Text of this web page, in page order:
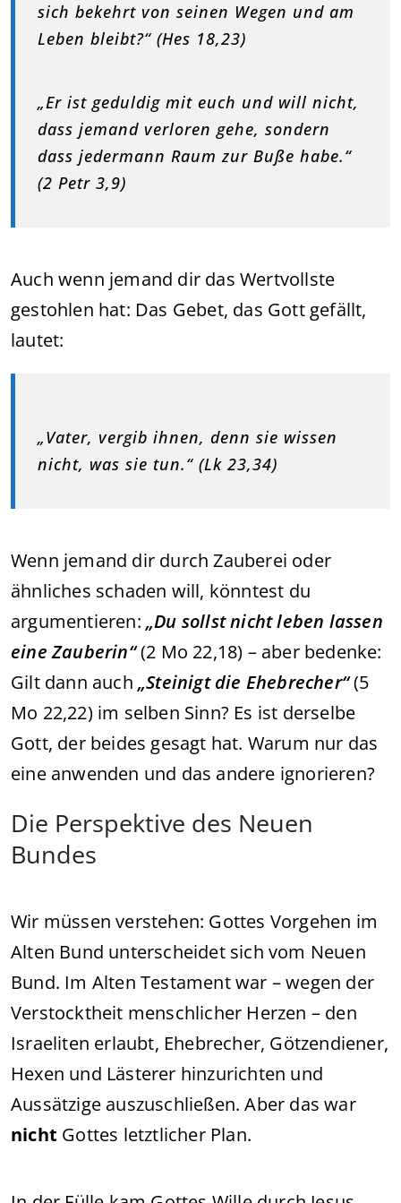
sich bekehrt von seinen Wegen und am
Leben bleibt?“ (Hes 18,23)
„Er ist geduldig mit euch und will nicht,
dass jemand verloren gehe, sondern
dass jedermann Raum zur Buße habe.“
(2 Petr 3,9)
Auch wenn jemand dir das Wertvollste
gestohlen hat: Das Gebet, das Gott gefällt,
lautet:
„Vater, vergib ihnen, denn sie wissen
nicht, was sie tun.“ (Lk 23,34)
Wenn jemand dir durch Zauberei oder
ähnliches schaden will, könntest du
argumentieren: „Du sollst nicht leben lassen
eine Zauberin“(2 Mo 22,18) – aber bedenke:
Gilt dann auch „Steinigt die Ehebrecher“(5
Mo 22,22) im selben Sinn? Es ist derselbe
Gott, der beides gesagt hat. Warum nur das
eine anwenden und das andere ignorieren?
Die Perspektive des Neuen
Bundes
Wir müssen verstehen: Gottes Vorgehen im
Alten Bund unterscheidet sich vom Neuen
Bund. Im Alten Testament war – wegen der
Verstocktheit menschlicher Herzen – den
Israeliten erlaubt, Ehebrecher, Götzendiener,
Hexen und Lästerer hinzurichten und
Aussätzige auszuschließen. Aber das war
nicht Gottes letztlicher Plan.